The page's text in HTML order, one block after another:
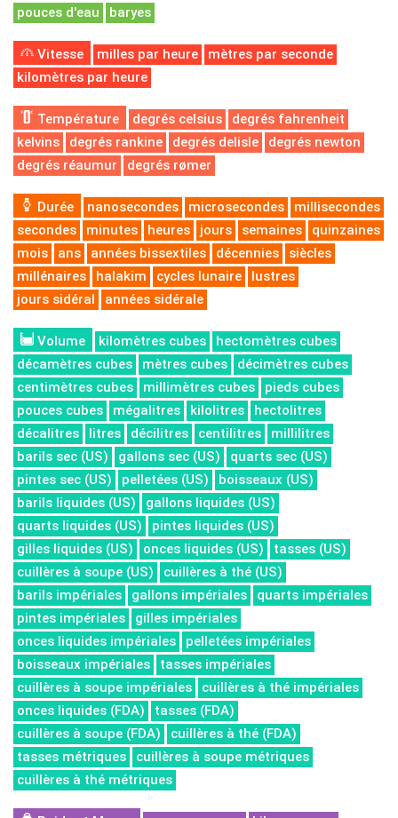
pouces d'eau
baryes
Vitesse milles par heure
mètres par seconde
kilomètres par heure
Température degrés celsius
degrés fahrenheit
kelvins
degrés rankine degrés delisle
degrés newton
degrés réaumur
degrés rømer
Durée nanosecondes microsecondes
millisecondes
secondes
minutes heures jours semaines
quinzaines
mois
ans années bissextiles décennies
siècles
millénaires
halakim cycles lunaire
lustres
jours sidéral
années sidérale
Volume kilomètres cubes
hectomètres cubes
décamètres cubes
mètres cubes
décimètres cubes
centimètres cubes
millimètres cubes
pieds cubes
pouces cubes
mégalitres kilolitres
hectolitres
décalitres
litres décilitres centilitres
millilitres
barils sec (US)
gallons sec (US)
quarts sec (US)
pintes sec (US)
pelletées (US)
boisseaux (US)
barils liquides (US)
gallons liquides (US)
quarts liquides (US)
pintes liquides (US)
gilles liquides (US)
onces liquides (US)
tasses (US)
cuillères à soupe (US)
cuillères à thé (US)
barils impériales
gallons impériales
quarts impériales
pintes impériales
gilles impériales
onces liquides impériales
pelletées impériales
boisseaux impériales
tasses impériales
cuillères à soupe impériales
cuillères à thé impériales
onces liquides (FDA)
tasses (FDA)
cuillères à soupe (FDA)
cuillères à thé (FDA)
tasses métriques
cuillères à soupe métriques
cuillères à thé métriques